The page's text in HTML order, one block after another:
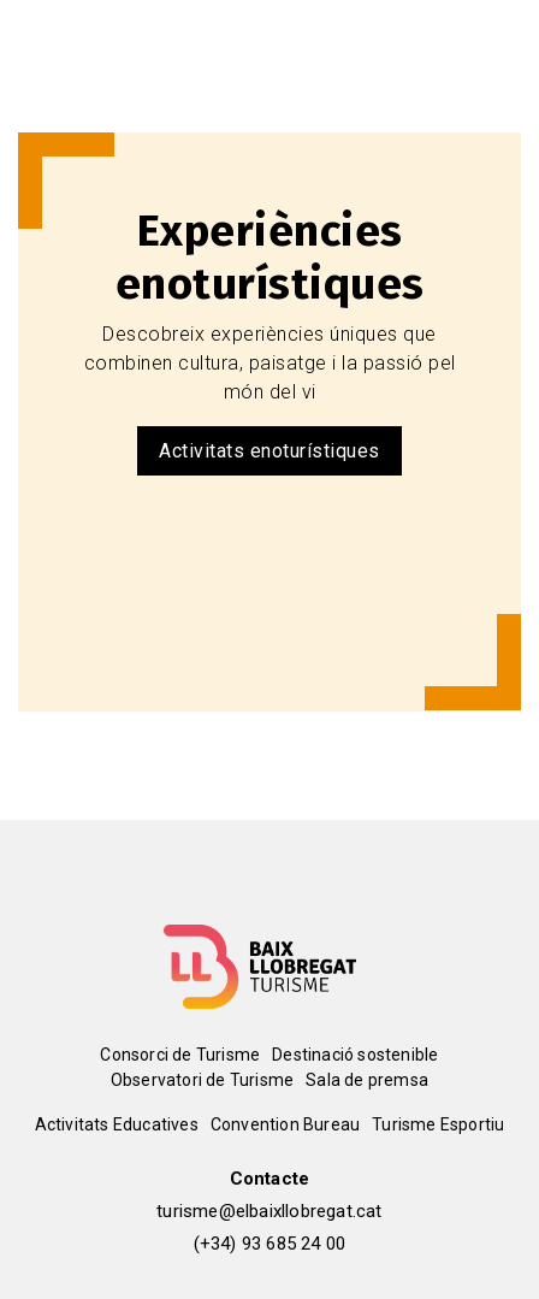
Experiències
enoturístiques
Descobreix experiències úniques que
combinen cultura, paisatge i la passió pel
món del vi
Activitats enoturístiques
Menú
del
Consorci de Turisme
Destinació sostenible
Observatori de Turisme
Sala de premsa
Peu
Activitats Educatives Convention Bureau Turisme Esportiu
Contacte
turisme@elbaixllobregat.cat
(+34) 93 685 24 00